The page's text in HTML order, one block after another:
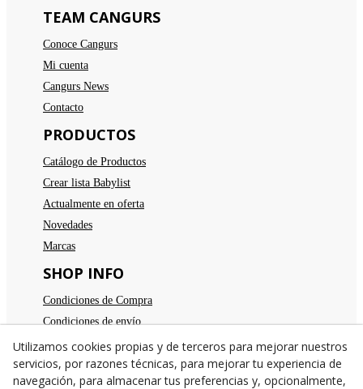
TEAM CANGURS
Conoce Cangurs
Mi cuenta
Cangurs News
Contacto
PRODUCTOS
Catálogo de Productos
Crear lista Babylist
Actualmente en oferta
Novedades
Marcas
SHOP INFO
Condiciones de Compra
Condiciones de envío
Devoluciones
Aviso legal
Política de privacidad
Utilizamos cookies propias y de terceros para mejorar nuestros
servicios, por razones técnicas, para mejorar tu experiencia de
navegación, para almacenar tus preferencias y, opcionalmente,